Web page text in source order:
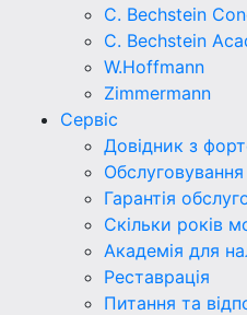
C. Bechstein
C. Bechstein
W.Hoffmann
Zimmermann
Сервіс
Довідник з
Гарантія
Скільки років
Академія для
Реставрація
Питання та